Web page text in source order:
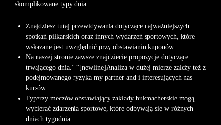
skomplikowane typy dnia.
Znajdziesz tutaj przewidywania dotyczące najważniejszych
spotkań piłkarskich oraz innych wydarzeń sportowych, które
wskazane jest uwzględnić przy obstawianiu kuponów.
Na naszej stronie zawsze znajdziecie propozycje dotyczące
trwającego dnia.” “[newline]Analiza w dużej mierze zależy też z
podejmowanego ryzyka my partner and i interesujących nas
kursów.
Typerzy meczów obstawiający zakłady bukmacherskie mogą
wybierać zdarzenia sportowe, które odbywają się w różnych
dniach tygodnia.